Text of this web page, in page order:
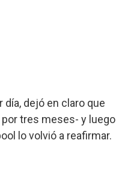
día, dejó en claro que
tres meses- y luego
lo volvió a reafirmar.